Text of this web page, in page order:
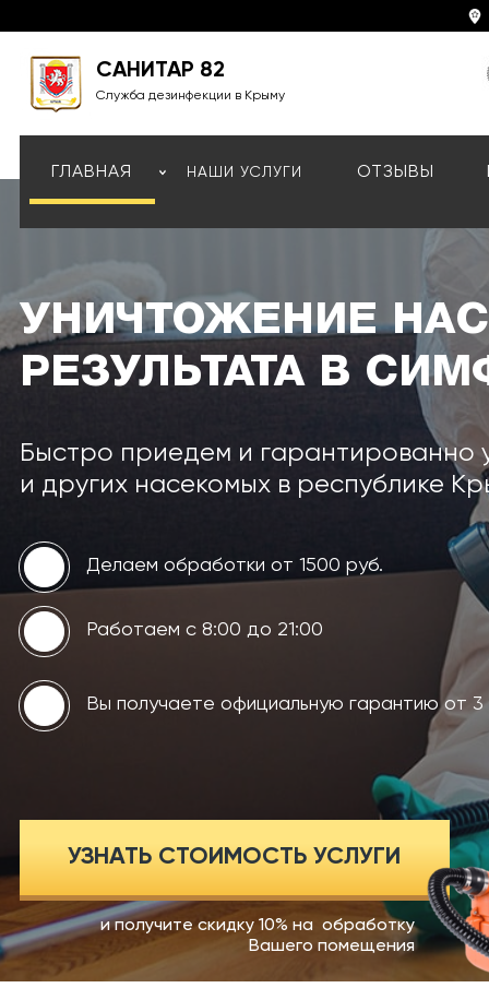
САНИТАР 82
Служба дезинфекции в Крыму
ГЛАВНАЯ НАШИ УСЛУГИ ОТЗЫВЫ
УНИЧТОЖЕНИЕ
РЕЗУЛЬТАТА В
Быстро приедем и гарантированно
и других насекомых в республике
Делаем обработки от 1500 руб.
Работаем с 8:00 до 21:00
Вы получаете официальную гарантию от 3
УЗНАТЬ СТОИМОСТЬ УСЛУГИ
и получите скидку 10% на обработку
Вашего помещения